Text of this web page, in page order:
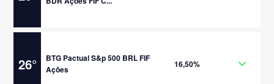
26°
BTG Pactual S&p 500 BRL FIF
Ações
16,50%